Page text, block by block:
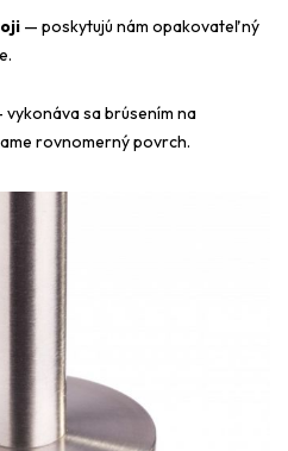
— poskytujú nám opakovateľný
vykonáva sa brúsením na
rovnomerný povrch.